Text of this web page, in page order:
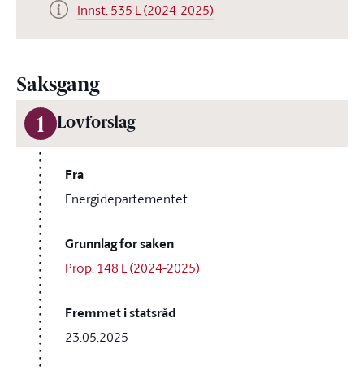
Innst. 535 L (2024-2025)
Saksgang
1 Lovforslag
Fra
Energidepartementet
Grunnlag for saken
Prop. 148 L (2024-2025)
Fremmet i statsråd
23.05.2025